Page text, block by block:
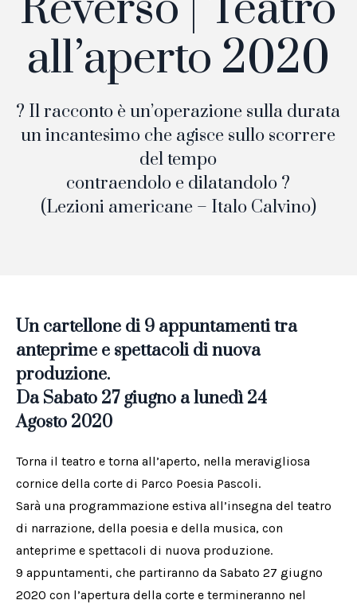
all’aperto 2020
? Il racconto è un’operazione sulla durata
un incantesimo che agisce sullo scorrere
del tempo
contraendolo e dilatandolo ?
(Lezioni americane – Italo Calvino)
Un cartellone di 9 appuntamenti tra
anteprime e spettacoli di nuova
produzione.
Da Sabato 27 giugno a lunedì 24
Agosto 2020
Torna il teatro e torna all’aperto, nella meravigliosa
cornice della corte di Parco Poesia Pascoli.
Sarà una programmazione estiva all’insegna del teatro
di narrazione, della poesia e della musica, con
anteprime e spettacoli di nuova produzione.
9 appuntamenti, che partiranno da Sabato 27 giugno
2020 con l’apertura della corte e termineranno nel